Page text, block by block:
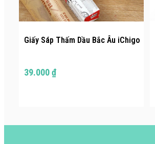
Giấy Sáp Thấm Dầu Bắc Âu iChigo
39.000 ₫